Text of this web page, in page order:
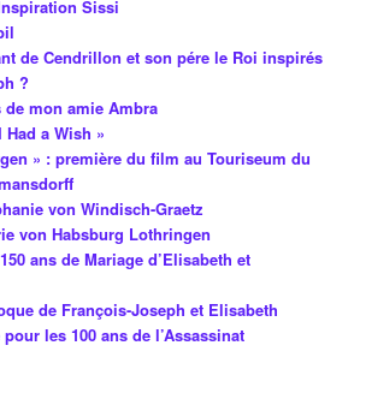
Sissi
de Cendrillon et son pére le Roi inspirés
?
mon amie Ambra
Had a Wish »
» : première du film au Touriseum du
von Windisch-Graetz
von Habsburg Lothringen
ans de Mariage d’Elisabeth et
de François-Joseph et Elisabeth
les 100 ans de l’Assassinat